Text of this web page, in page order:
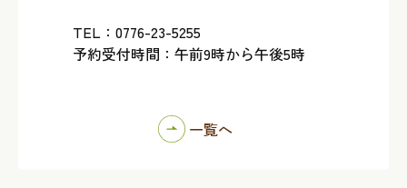
TEL：0776-23-5255
予約受付時間：午前9時から午後5時
一覧へ